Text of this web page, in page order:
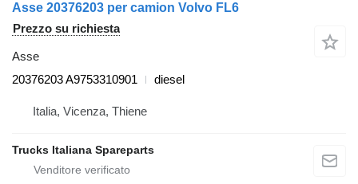
Asse 20376203 per camion Volvo FL6
Prezzo su richiesta
Asse
20376203 A9753310901
diesel
Italia, Vicenza, Thiene
Trucks Italiana Spareparts